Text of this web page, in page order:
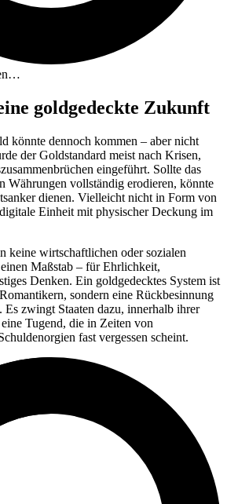
goldgedeckte Zukunft
könnte dennoch kommen – aber nicht
der Goldstandard meist nach Krisen,
eingeführt. Sollte das
Währungen vollständig erodieren, könnte
dienen. Vielleicht nicht in Form von
Einheit mit physischer Deckung im
keine wirtschaftlichen oder sozialen
Maßstab – für Ehrlichkeit,
Denken. Ein goldgedecktes System ist
sondern eine Rückbesinnung
zwingt Staaten dazu, innerhalb ihrer
Tugend, die in Zeiten von
fast vergessen scheint.